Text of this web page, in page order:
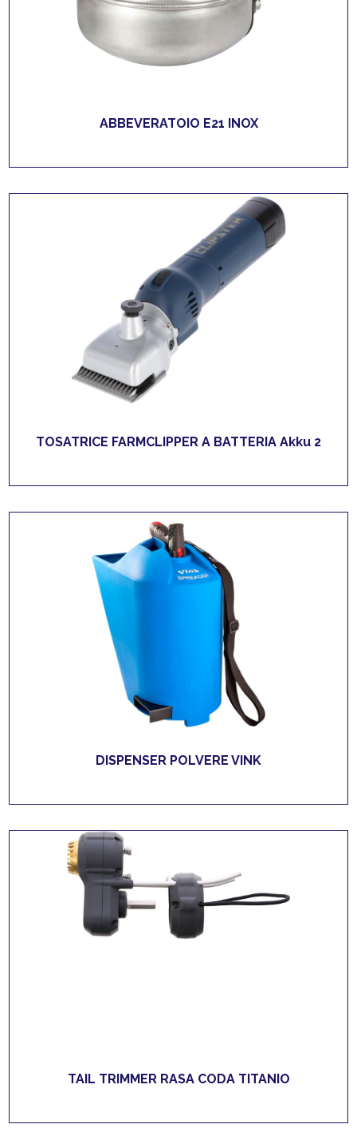
ABBEVERATOIO E21 INOX
TOSATRICE FARMCLIPPER A BATTERIA Akku 2
DISPENSER POLVERE VINK
TAIL TRIMMER RASA CODA TITANIO